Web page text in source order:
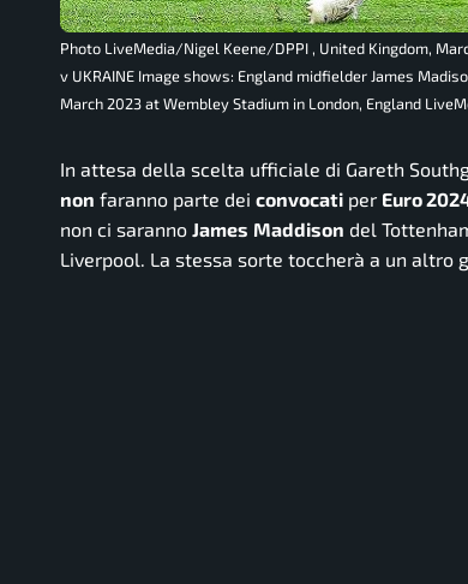
Photo LiveMedia/Nigel Keene/DPPI , United Kingdom,
v UKRAINE Image shows: England midfielder James
March 2023 at Wembley Stadium in London, England
In attesa della scelta ufficiale di Gareth
non faranno parte dei convocati per Euro
non ci saranno James Maddison del
Liverpool. La stessa sorte toccherà a un altro